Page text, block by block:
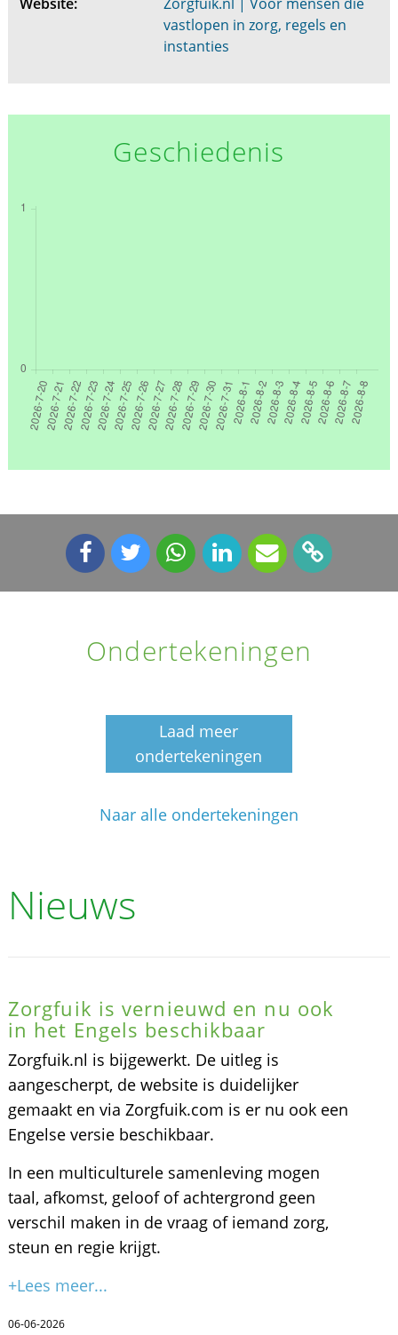
vastlopen in zorg, regels en
instanties
Geschiedenis
Ondertekeningen
Laad meer
ondertekeningen
Naar alle ondertekeningen
Nieuws
Zorgfuik is vernieuwd en nu ook
in het Engels beschikbaar
Zorgfuik.nl is bijgewerkt. De uitleg is
aangescherpt, de website is duidelijker
gemaakt en via Zorgfuik.com is er nu ook een
Engelse versie beschikbaar.
In een multiculturele samenleving mogen
taal, afkomst, geloof of achtergrond geen
verschil maken in de vraag of iemand zorg,
steun en regie krijgt.
+Lees meer...
06-06-2026